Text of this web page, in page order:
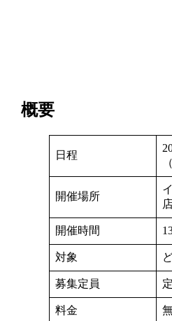
概要
日程
開催場所
開催時間
対象
募集定員
料金